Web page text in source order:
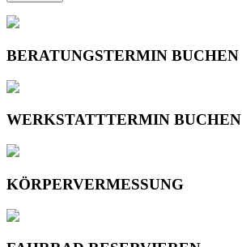
BERATUNGSTERMIN BUCHEN
WERKSTATTTERMIN BUCHEN
KÖRPERVERMESSUNG